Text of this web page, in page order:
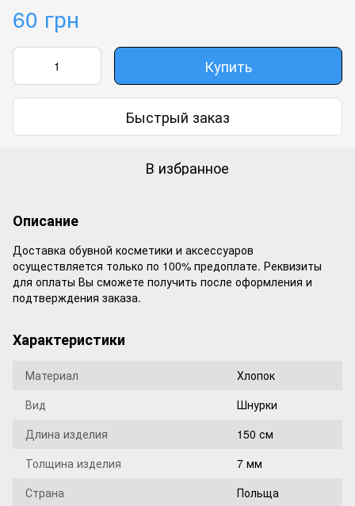
60 грн
Купить
Быстрый заказ
В избранное
Описание
Доставка обувной косметики и аксессуаров
осуществляется только по 100% предоплате. Реквизиты
для оплаты Вы сможете получить после оформления и
подтверждения заказа.
Характеристики
Материал
Хлопок
Вид
Шнурки
Длина изделия
150 см
Толщина изделия
7 мм
Страна
Польща